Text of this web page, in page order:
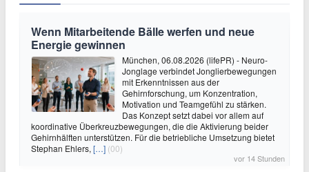
Wenn Mitarbeitende Bälle werfen und neue
Energie gewinnen
München, 06.08.2026 (lifePR) - Neuro-
Jonglage verbindet Jonglierbewegungen
mit Erkenntnissen aus der
Gehirnforschung, um Konzentration,
Motivation und Teamgefühl zu stärken.
Das Konzept setzt dabei vor allem auf
koordinative Überkreuzbewegungen, die die Aktivierung beider
Gehirnhälften unterstützen. Für die betriebliche Umsetzung bietet
Stephan Ehlers, […] (00)
vor 14 Stunden